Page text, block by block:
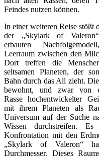
Feindes nutzen können.
In einer weiteren Reise stößt
der „Skylark of
erbauten
Leerraum zwischen den
Dort treffen die
seltsamen Planeten, der
Bahn durch das All zieht.
bewohnt, und zwar von
Rasse hochentwickelter
mit ihrem Planeten als
Universum auf der Suche
Wissen durchstreifen.
Konfrontation mit den
„Skylark of Valeron“
Durchmesser. Dieses